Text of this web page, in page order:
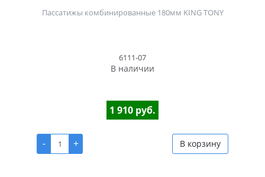
Пассатижы комбинированные 180мм KING TONY
6111-07
В наличии
1 910 руб.
- + В корзину